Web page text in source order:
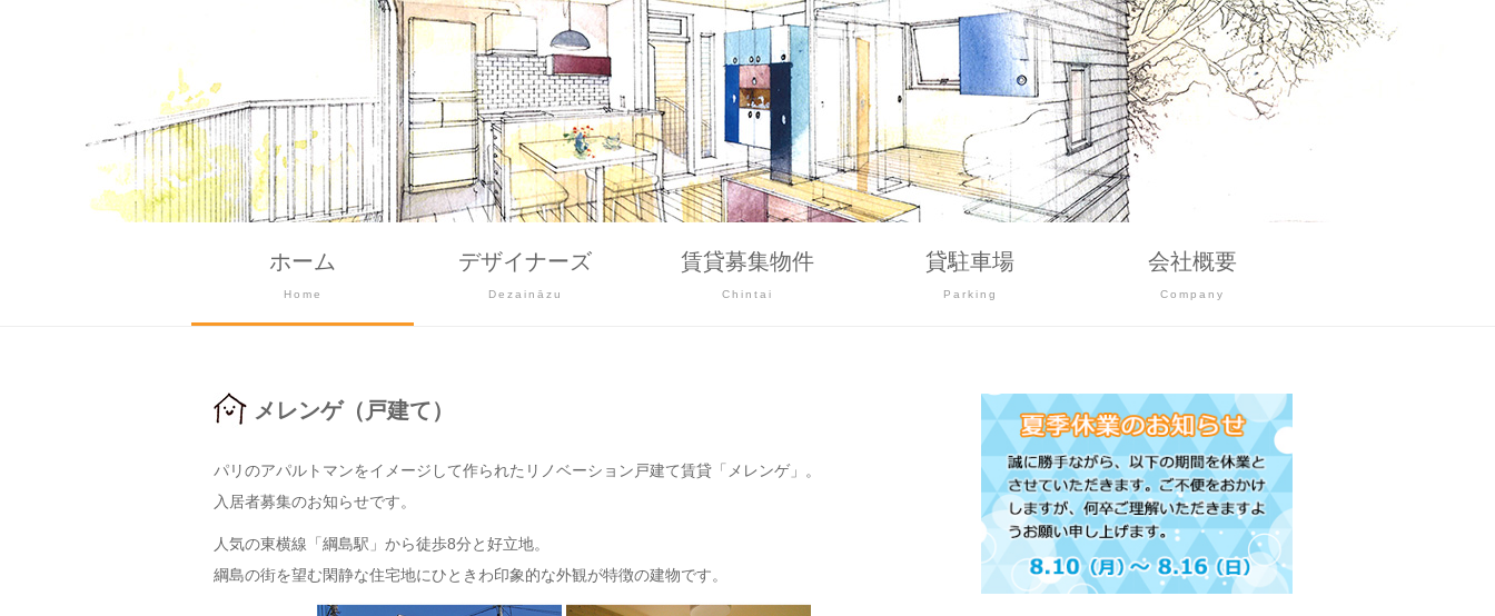
ホーム
Home
デザイナーズ
Dezaināzu
賃貸募集物件
Chintai
貸駐車場
Parking
会社概要
Company
メレンゲ（戸建て）
パリのアパルトマンをイメージして作られたリノベーション戸建て賃貸「メレンゲ」。
入居者募集のお知らせです。
人気の東横線「綱島駅」から徒歩8分と好立地。
綱島の街を望む閑静な住宅地にひときわ印象的な外観が特徴の建物です。